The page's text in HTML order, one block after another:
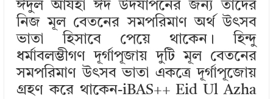
bl
r
e
dI
n
te
r
b
o
o
k
e
ঈদুল আযহা ঈদ উদযাপনের জন্য তাদের
নিজ মূল বেতনের সমপরিমাণ অর্থ উৎসব
ভাতা হিসাবে পেয়ে থাকেন। হিন্দু
ধর্মাবলম্ভীগণ দূর্গাপূজায় দুটি মূল বেতনের
সমপরিমাণ উৎসব ভাতা একত্রে দূর্গাপূজোয়
গ্রহণ করে থাকেন-iBAS++ Eid Ul Azha